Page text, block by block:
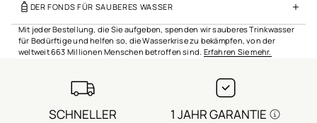
DER FONDS FÜR SAUBERES WASSER
Mit jeder Bestellung, die Sie aufgeben, spenden wir sauberes Trinkwasser
für Bedürftige und helfen so, die Wasserkrise zu bekämpfen, von der
weltweit 663 Millionen Menschen betroffen sind. Erfahren Sie mehr.
SCHNELLER
1 JAHR GARANTIE